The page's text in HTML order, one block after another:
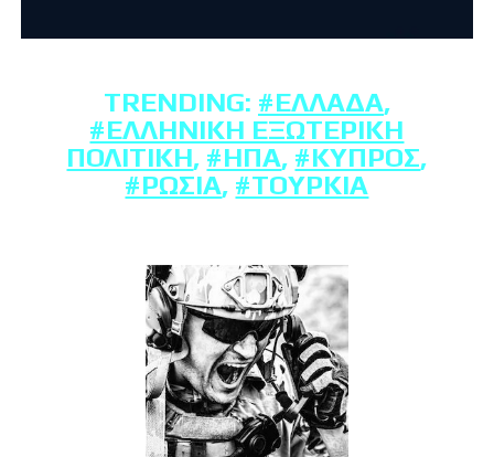
TRENDING: #ΕΛΛΆΔΑ,
#ΕΛΛΗΝΙΚΉ ΕΞΩΤΕΡΙΚΉ
ΠΟΛΙΤΙΚΉ, #ΗΠΑ, #ΚΎΠΡΟΣ,
#ΡΩΣΊΑ, #ΤΟΥΡΚΊΑ